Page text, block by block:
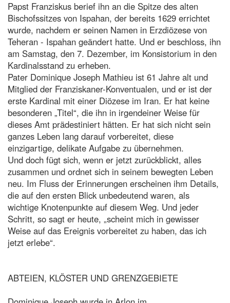
Papst Franziskus berief ihn an die Spitze des alten
Bischofssitzes von Ispahan, der bereits 1629 errichtet
wurde, nachdem er seinen Namen in Erzdiözese von
Teheran - Ispahan geändert hatte. Und er beschloss, ihn
am Samstag, den 7. Dezember, im Konsistorium in den
Kardinalsstand zu erheben.
Pater Dominique Joseph Mathieu ist 61 Jahre alt und
Mitglied der Franziskaner-Konventualen, und er ist der
erste Kardinal mit einer Diözese im Iran. Er hat keine
besonderen „Titel“, die ihn in irgendeiner Weise für
dieses Amt prädestiniert hätten. Er hat sich nicht sein
ganzes Leben lang darauf vorbereitet, diese
einzigartige, delikate Aufgabe zu übernehmen.
Und doch fügt sich, wenn er jetzt zurückblickt, alles
zusammen und ordnet sich in seinem bewegten Leben
neu. Im Fluss der Erinnerungen erscheinen ihm Details,
die auf den ersten Blick unbedeutend waren, als
wichtige Knotenpunkte auf diesem Weg. Und jeder
Schritt, so sagt er heute, „scheint mich in gewisser
Weise auf das Ereignis vorbereitet zu haben, das ich
jetzt erlebe“.
ABTEIEN, KLÖSTER UND GRENZGEBIETE